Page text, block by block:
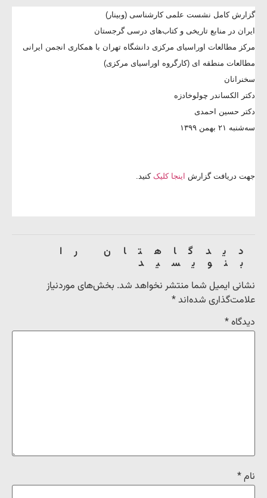
گزارش کامل نشست علمی کارشناسی (وبینار)
ایران در منابع تاریخی و کتاب‌های درسی گرجستان
مرکز مطالعات اوراسیای مرکزی دانشگاه تهران با همکاری انجمن ایرانی
مطالعات منطقه ای (کارگروه اوراسیای مرکزی)
سخنرانان
دکتر الکساندر چولوخادزه
دکتر حسین احمدی
سه‌شنبه ۲۱ بهمن ۱۳۹۹
جهت دریافت گزارش اینجا کلیک کنید.
دیدگاهتان را
بنویسید
نشانی ایمیل شما منتشر نخواهد شد. بخش‌های موردنیاز
علامت‌گذاری شده‌اند*
دیدگاه*
نام*